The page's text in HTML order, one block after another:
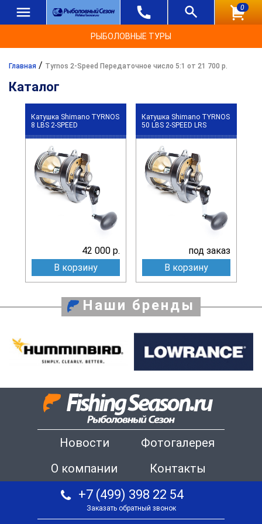
0
РЫБОЛОВНЫЕ ТУРЫ
Главная / Tyrnos 2-Speed Передаточное число 5:1 от 21 700 р.
Каталог
Катушка Shimano TYRNOS
8 LBS 2-SPEED
42 000 р.
В корзину
Катушка Shimano TYRNOS
50 LBS 2-SPEED LRS
под заказ
В корзину
Наши бренды
Новости
Фотогалерея
О компании
Контакты
+7 (499) 398 22 54
Заказать обратный звонок